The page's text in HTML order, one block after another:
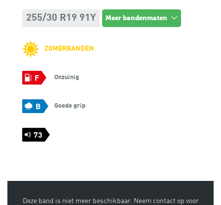
255/30 R19 91Y meer bandenmaten
ZOMERBANDEN
F Onzuinig
B Goede grip
73
Deze band is niet meer beschikbaar. Neem contact op voor